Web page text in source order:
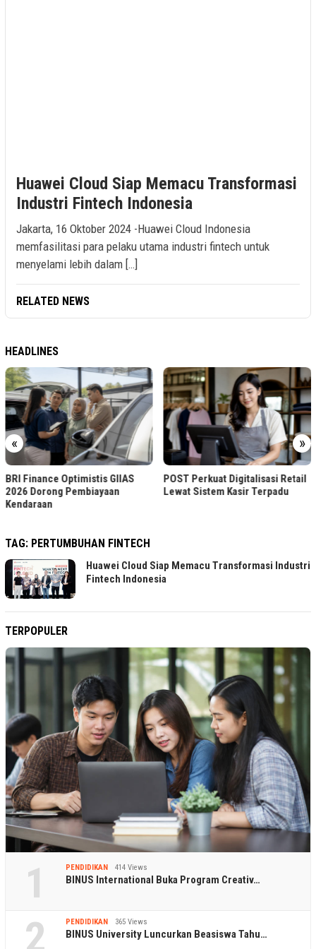
Huawei Cloud Siap Memacu Transformasi
Industri Fintech Indonesia
Jakarta, 16 Oktober 2024 -Huawei Cloud Indonesia
memfasilitasi para pelaku utama industri fintech untuk
menyelami lebih dalam […]
RELATED NEWS
HEADLINES
« »
BRI Finance Optimistis GIIAS
2026 Dorong Pembiayaan
Kendaraan
POST Perkuat Digitalisasi Retail
Lewat Sistem Kasir Terpadu
TAG: PERTUMBUHAN FINTECH
Huawei Cloud Siap Memacu Transformasi Industri
Fintech Indonesia
TERPOPULER
1 PENDIDIKAN 414 Views
BINUS International Buka Program Creativ…
2 PENDIDIKAN 365 Views
BINUS University Luncurkan Beasiswa Tahu…